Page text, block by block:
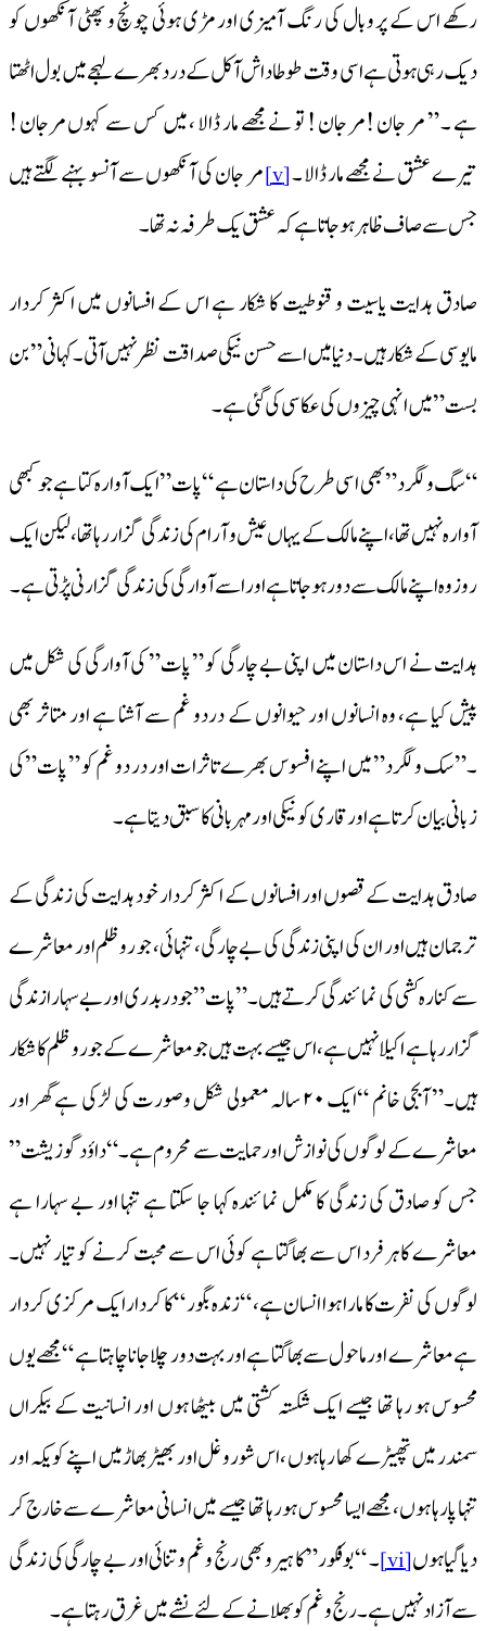
رکھے اس کے پر وبال کی رنگ آمیزی اور مڑی ہوئی چونچ و پھٹی آنکھوں کو
دیک رہی ہوتی ہے اسی وقت طوطا داش آکل کے درد بھرے لہجے میں بو ل اٹھتا
ہے ۔ ” مر جان !مر جان ! تو نے مجھے مار ڈالا ، میں کس سے کہوں مرجان !
تیرے عشق نے مجھے مار ڈالا ۔[v]
مر جان کی آنکھوں سے آنسو بہنے لگتے ہیں
جس سے صاف ظاہر ہو جاتا ہے کہ عشق یک طرفہ نہ تھا۔
صادق ہدایت یاسیت و قنوطیت کا شکار ہے اس کے افسانوں میں اکثر کردار
مایوسی کے شکار ہیں۔ دنیا میں اسے حسن نیکی صداقت نظر نہیں آتی۔ کہانی ” بن
بست ” میں انہی چیزوں کی عکاسی کی گئی ہے۔
“سگ ولگرد” بھی اسی طرح کی داستان ہے “پات” ایک آوارہ کتا ہے جو کبھی
آوارہ نہیں تھا، اپنے مالک کے یہاں عیش و آرام کی زندگی گزار رہا تھا ،لیکن ایک
روز وہ اپنے مالک سے دور ہو جاتا ہے اور اسے آوارگی کی زندگی گزارنی پڑتی ہے۔
ہدایت نے اس داستان میں اپنی بے چارگی کو ” پات” کی آوارگی کی شکل میں
پیش کیا ہے، وہ انسانوں اور حیوانوں کے دردو غم سے آشنا ہے اور متاثر بھی
۔”سک ولگرد” میں اپنے افسوس بھرے تاثرات اور در دو غم کو ” پات”کی
زبانی بیان کرتا ہے اور قاری کو نیکی اور مہربانی کا سبق دیتاہے۔
صادق ہدایت کے قصوں اور افسانوں کے اکثر کردار خود ہدایت کی زندگی کے
ترجمان ہیں اور ان کی اپنی زندگی کی بے چارگی، تنہائی، جو روظلم اور معاشرے
سے کنارہ کشی کی نمائندگی کرتے ہیں۔ ” پات” جو دربدری اور بے سہارا زندگی
گزار رہا ہے اکیلا نہیں ہے، اس جیسے بہت ہیں جو معاشرے کے جو رو ظلم کا شکار
ہیں۔” آبجی خانم “ایک ۲۰ سالہ معمولی شکل وصورت کی لڑکی ہے گھر اور
معاشرے کے لوگوں کی نوازش اور حمایت سے محروم ہے۔ “داؤد گوزیشت ”
جس کو صادق کی زندگی کا مکمل نمائندہ کہا جا سکتا ہے تنہا اور بے سہارا ہے
معاشرے کا ہر فرد اس سے بھاگتا ہے کوئی اس سے محبت کرنے کو تیار نہیں۔
لوگوں کی نفرت کا مارا ہوا انسان ہے، “زندہ بگور “کا کردار ایک مرکزی کردار
ہے معاشرے اور ماحول سے بھاگتا ہے اور بہت دور چلا جانا چاہتا ہے “مجھے یوں
محسوس ہو رہا تھا جیسے ایک شکستہ کشتی میں بیٹھا ہوں اور انسانیت کے بیکراں
سمندر میں تھپیڑے کھا رہا ہوں ،اس شور و غل اور بھیڑ بھاڑ میں اپنے کو یکہ اور
تنہا پا رہا ہوں، مجھے ایسا محسوس ہو رہا تھا جیسے میں انسانی معاشرے سے خارج کر
دیا گیا ہوں[vi]
۔ “بوفکور” کا ہیرو بھی رنج و غم و تنائی اور بے چارگی کی زندگی
سے آزاد نہیں ہے ۔ رنج و غم کوبھلانے کے لئے نشے میں غرق رہتا ہے۔